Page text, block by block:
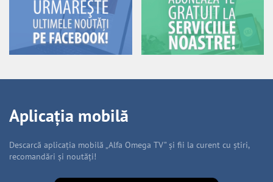
Aplicația mobilă
Descarcă aplicația mobilă „Alfa Omega TV” și fii la curent cu știri,
recomandări și noutăți!